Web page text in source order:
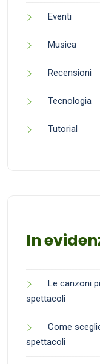
Eventi
Musica
Recensioni
Tecnologia
Tutorial
In
Le canzoni
spettacoli
Come
spettacoli